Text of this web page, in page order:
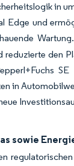
in
und
Wartung.
den
in
sowie